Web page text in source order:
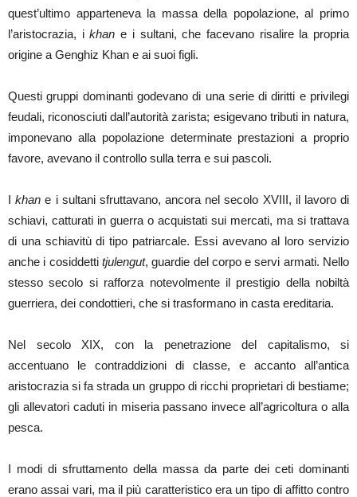
quest’ultimo apparteneva la massa della popolazione, al primo
l’aristocrazia, ikhan e i sultani, che facevano risalire la propria
origine a Genghiz Khan e ai suoi figli.
Questi gruppi dominanti godevano di una serie di diritti e privilegi
feudali, riconosciuti dall’autorità zarista; esigevano tributi in natura,
imponevano alla popolazione determinate prestazioni a proprio
favore, avevano il controllo sulla terra e sui pascoli.
Ikhan e i sultani sfruttavano, ancora nel secolo XVIII, il lavoro di
schiavi, catturati in guerra o acquistati sui mercati, ma si trattava
di una schiavitù di tipo patriarcale. Essi avevano al loro servizio
anche i cosiddetti tjulengut, guardie del corpo e servi armati. Nello
stesso secolo si rafforza notevolmente il prestigio della nobiltà
guerriera, dei condottieri, che si trasformano in casta ereditaria.
Nel secolo XIX, con la penetrazione del capitalismo, si
accentuano le contraddizioni di classe, e accanto all’antica
aristocrazia si fa strada un gruppo di ricchi proprietari di bestiame;
gli allevatori caduti in miseria passano invece all’agricoltura o alla
pesca.
I modi di sfruttamento della massa da parte dei ceti dominanti
erano assai vari, ma il più caratteristico era un tipo di affitto contro